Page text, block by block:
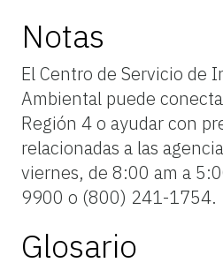
Notas
El Centro de Servicio de
Ambiental puede
Región 4 o ayudar con
relacionadas a las
viernes, de 8:00 am a
9900 o (800) 241-1754.
Glosario